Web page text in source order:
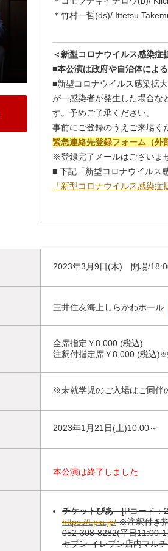
＊竹村一哲(ds)/ Ittetsu
＜新型コロナウイルス感染症
■本公演は政府や自治体によ
■新型コロナウイルス感染拡
が一感染者が発生した場合な
す。予めご了承ください。
事前にご登録のうえご来場く
緊急連絡先登録フォーム（外
※登録完了メールはございま
■ 下記「新型コロナウイルス
「新型コロナウイルス感染
2023年3月9日(木) 開場/
三井住友海上しらかわホール
全席指定￥8,000 (税込)
注釈付指定席￥8,000 (税込)※
※未就学児のご入場はご同伴
2023年1月21日(土)10:00～
本公演は終了しました
チケットぴあ[Pコード：
https://t.pia.jp/※注釈付き
052-308-8282(平日11:00-
セブン-イレブン店内マル